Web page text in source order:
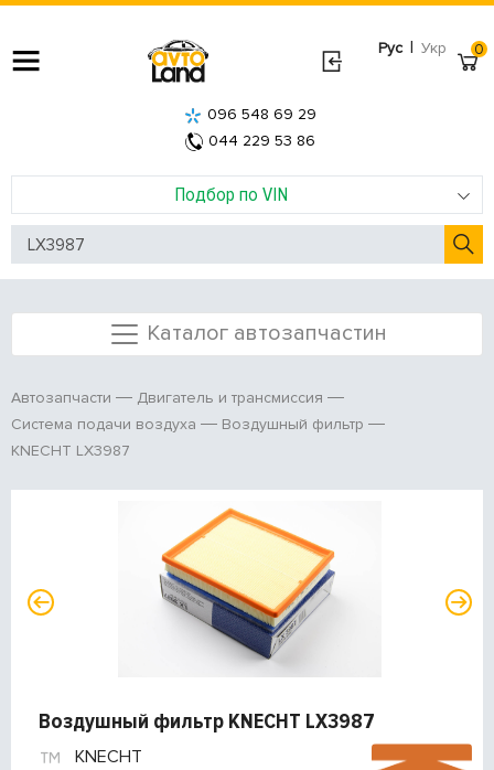
Рус | Укр
Подбор по VIN
096 548 69 29
044 229 53 86
0
Каталог автозапчастин
Автозапчасти
Двигатель и трансмиссия
Система подачи воздуха
Воздушный фильтр
KNECHT LX3987
Воздушный фильтр KNECHT LX3987
KNECHT